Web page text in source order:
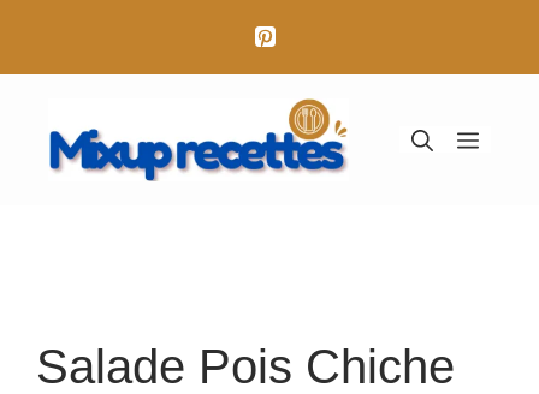
contenu
Menu
Salade Pois Chiche